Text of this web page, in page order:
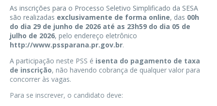
As inscrições para o Processo Seletivo Simplificado da SESA
são realizadas exclusivamente de forma online, das 00h
do dia 29 de junho de 2026 até as 23h59 do dia 05 de
julho de 2026, pelo endereço eletrônico
http://www.pssparana.pr.gov.br.
A participação neste PSS é isenta do pagamento de taxa
de inscrição, não havendo cobrança de qualquer valor para
concorrer às vagas.
Para se inscrever, o candidato deve: